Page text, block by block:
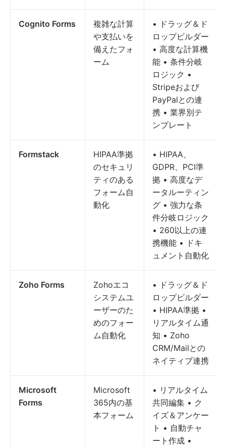
Cognito Forms
複雑な計算
や支払いを
備えたフォ
ーム
• ドラッグ＆ド
ロップビルダー
• 高度な計算機
能 • 条件分岐
ロジック •
Stripeおよび
PayPalとの連
携 • 業界別テ
ンプレート
Formstack
HIPAA準拠
のセキュリ
ティのある
フォーム自
動化
• HIPAA、
GDPR、PCI準
拠 • 高度なデ
ータルーティン
グ • 強力な条
件分岐ロジック
• 260以上の連
携機能 • ドキ
ュメント自動化
Zoho Forms
Zohoエコ
システムユ
ーザーのた
めのフォー
ム自動化
• ドラッグ＆ド
ロップビルダー
• HIPAA準拠 •
リアルタイム通
知 • Zoho
CRM/Mailとの
ネイティブ連携
Microsoft
Forms
Microsoft
365内の基
本フォーム
• リアルタイム
共同編集 • ク
イズ＆アンケー
ト • 自動チャ
ート作成 •